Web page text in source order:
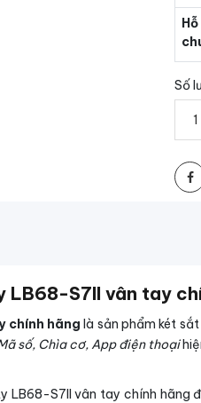
Số
LB68-S7II vân tay
chính hãng là sản phẩm két
số, Chìa cơ, App điện thoại
LB68-S7II vân tay chính